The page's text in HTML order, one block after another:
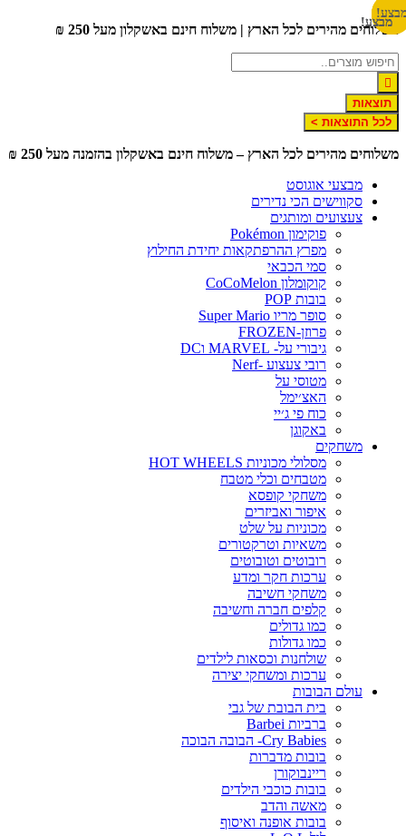
דלג
לתוכן
משלוחים מהירים לכל הארץ | משלוח חינם באשקלון מעל 250 ₪
תוצאות
לכל התוצאות >
משלוחים מהירים לכל הארץ – משלוח חינם באשקלון בהזמנה מעל 250 ₪
מבצעי אוגוסט
סקווישים הכי נדירים
צעצועים ומותגים
פוקימון Pokémon
מפרץ ההרפתקאות יחידת החילוץ
סמי הכבאי
קוקומלון CoCoMelon
בובות POP
סופר מריו Super Mario
פרוזן-FROZEN
גיבורי על- MARVEL וDC
רובי צעצוע -Nerf
מטוסי על
האצ׳ימל
כוח פי ג׳יי
באקוגן
משחקים
מסלולי מכוניות HOT WHEELS
מטבחים וכלי מטבח
משחקי קופסא
איפור ואביזרים
מכוניות על שלט
משאיות וטרקטורים
רובוטים וטובוטים
ערכות חקר ומדע
משחקי חשיבה
קלפים חברה וחשיבה
כמו גדולים
כמו גדולות
שולחנות וכסאות לילדים
ערכות ומשחקי יצירה
עולם הבובות
בית הבובת של גבי
ברביות Barbei
Cry Babies- הבובה הבוכה
בובות מדברות
ריינבוקורן
בובות כוכבי הילדים
מאשה והדב
בובות אופנה ואיסוף
מבצע!
מבצע!